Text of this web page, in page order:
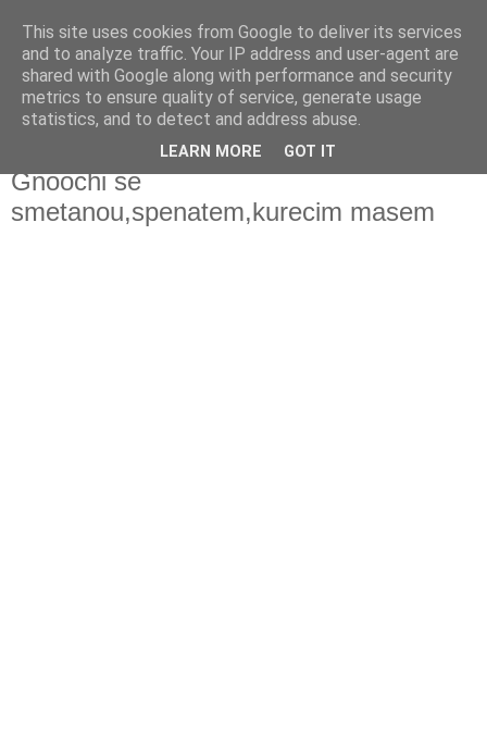
Fakečlánky
Věř všemu co tady vidíš.
pondělí 14. února 2022
Gnoochi se
smetanou,spenatem,kurecim masem
This site uses cookies from Google to deliver its services
and to analyze traffic. Your IP address and user-agent are
shared with Google along with performance and security
metrics to ensure quality of service, generate usage
statistics, and to detect and address abuse.
LEARN MORE GOT IT